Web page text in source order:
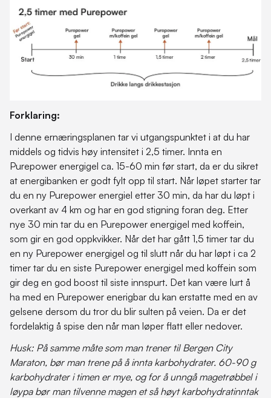
Forklaring:
I denne ernæringsplanen tar vi utgangspunktet i at du har
middels og tidvis høy intensitet i 2,5 timer. Innta en
Purepower energigel ca. 15-60 min før start, da er du sikret
at energibanken er godt fylt opp til start. Når løpet starter tar
du en ny Purepower energiel etter 30 min, da har du løpt i
overkant av 4 km og har en god stigning foran deg. Etter
nye 30 min tar du en Purepower energigel med koffein,
som gir en god oppkvikker. Når det har gått 1,5 timer tar du
en ny Purepower energigel og til slutt når du har løpt i ca 2
timer tar du en siste Purepower energigel med koffein som
gir deg en god boost til siste innspurt. Det kan være lurt å
ha med en Purepower enerigbar du kan erstatte med en av
gelsene dersom du tror du blir sulten på veien. Da er det
fordelaktig å spise den når man løper flatt eller nedover.
Husk: På samme måte som man trener til Bergen City
Maraton, bør man trene på å innta karbohydrater. 60-90 g
karbohydrater i timen er mye, og for å unngå magetrøbbel i
løypa bør man tilvenne magen et så høyt karbohydratinntak